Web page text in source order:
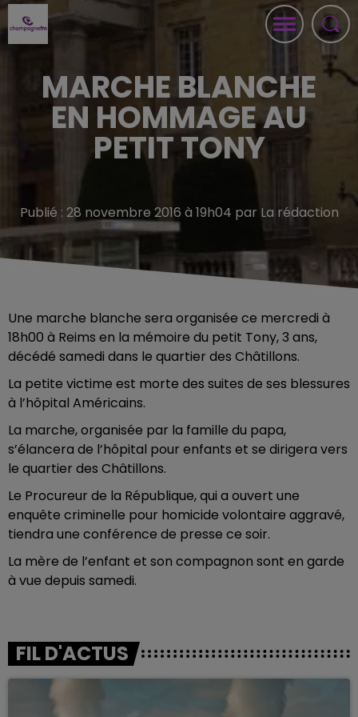
MARCHE BLANCHE
EN HOMMAGE AU
PETIT TONY
Publié : 28 novembre 2016 à 19h04 par La rédaction
Une marche blanche sera organisée ce mercredi à
18h00 à Reims en la mémoire du petit Tony, 3 ans,
décédé samedi dans le quartier des Châtillons.
La petite victime est morte des suites de ses blessures
à l’hôpital Américains.
La marche, organisée par la famille du papa,
s’élancera de l’hôpital pour enfants et se dirigera vers
le quartier des Châtillons.
Le Procureur de la République, qui a ouvert une
enquête criminelle pour homicide volontaire aggravé,
tiendra une conférence de presse ce soir.
La mère de l’enfant et son compagnon sont en garde
à vue depuis samedi.
FIL D'ACTUS